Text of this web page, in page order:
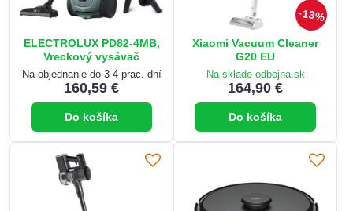
ELECTROLUX PD82-4MB,
Vreckový vysávač
Na objednanie do 3-4 prac. dní
160,59 €
Do košíka
13%
Xiaomi Vacuum Cleaner
G20 EU
Na sklade odbojna.sk
164,90 €
Do košíka